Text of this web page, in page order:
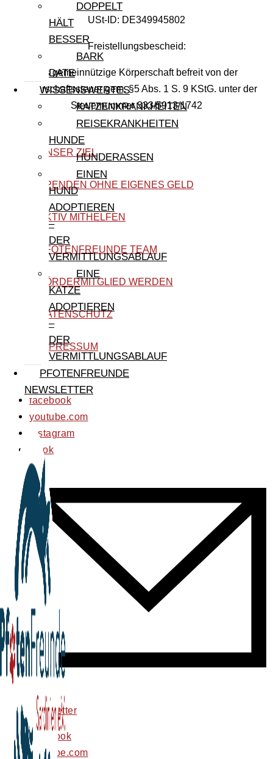
DOPPELT
HÄLT
BESSER
BARK
DATE
WISSENSWERTES
KATZENKRANKHEITEN
REISEKRANKHEITEN
HUNDE
HUNDERASSEN
EINEN
HUND
ADOPTIEREN
–
DER
VERMITTLUNGSABLAUF
EINE
KATZE
ADOPTIEREN
–
DER
VERMITTLUNGSABLAUF
PFOTENFREUNDE
NEWSLETTER
USt-ID: DE349945802
Freistellungsbescheid:
Als gemeinnützige Körperschaft befreit von der
Körperschaftssteuer gem. §5 Abs. 1 S. 9 KStG. unter der
Steuernummer 333/5913/1742
UNSER ZIEL
SPENDEN OHNE EIGENES GELD
AKTIV MITHELFEN
PFOTENFREUNDE TEAM
FÖRDERMITGLIED WERDEN
DATENSCHUTZ
IMPRESSUM
facebook
youtube.com
instagram
tiktok
newsletter
facebook
youtube.com